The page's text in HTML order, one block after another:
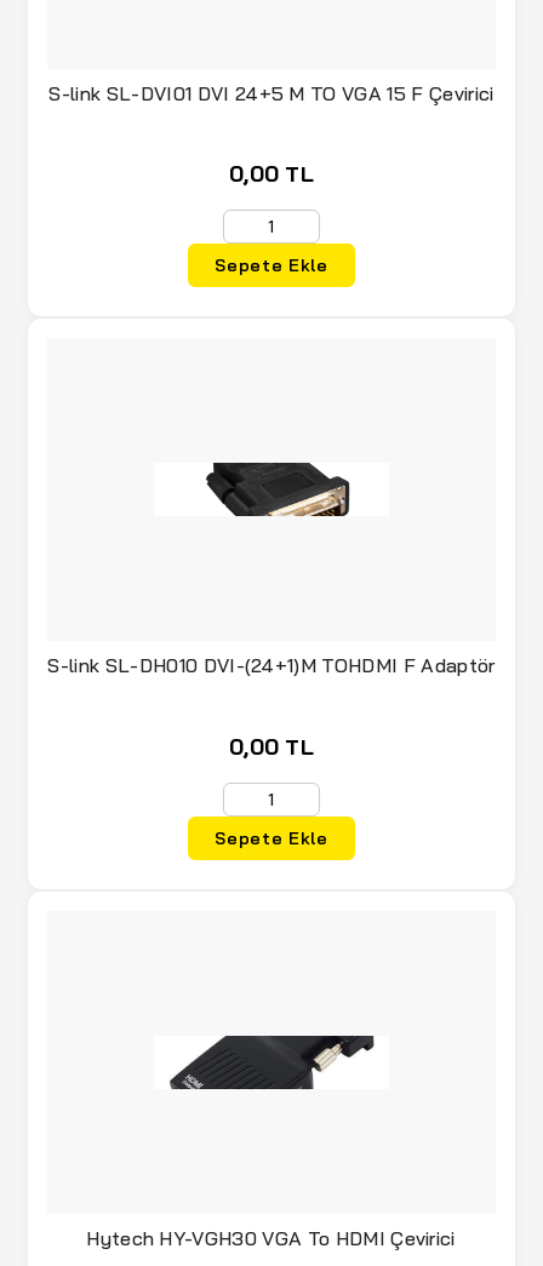
S-link SL-DVI01 DVI 24+5 M TO VGA 15 F Çevirici
0,00 TL
Sepete Ekle
S-link SL-DH010 DVI-(24+1)M TOHDMI F Adaptör
0,00 TL
Sepete Ekle
Hytech HY-VGH30 VGA To HDMI Çevirici